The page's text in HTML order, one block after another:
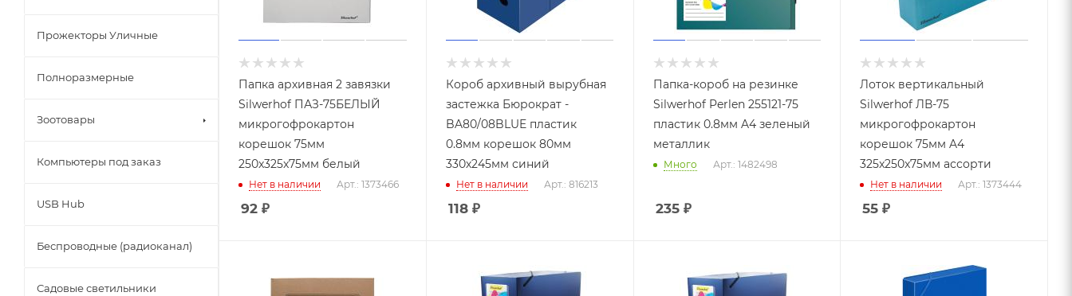
Папка архивная 2 завязки
Silwerhof ПАЗ-75БЕЛЫЙ
микрогофрокартон
корешок 75мм
250x325x75мм белый
Нет в наличии Арт.: 1373466
92 ₽
Короб архивный вырубная
застежка Бюрократ -
BA80/08BLUE пластик
0.8мм корешок 80мм
330х245мм синий
Нет в наличии Арт.: 816213
118₽
Папка-короб на резинке
Silwerhof Perlen 255121-75
пластик 0.8мм A4 зеленый
металлик
Много Арт.: 1482498
235₽
Лоток вертикальный
Silwerhof ЛВ-75
микрогофрокартон
корешок 75мм A4
325x250x75мм ассорти
Нет в наличии Арт.: 1373444
55 ₽
Прожекторы Уличные
Полноразмерные
Зоотовары
Компьютеры под заказ
USB Hub
Беспроводные (радиоканал)
Садовые светильники